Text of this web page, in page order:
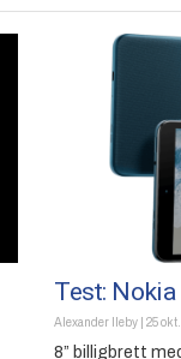
Test:
Alexander Ileby| 25
8” billigbrett